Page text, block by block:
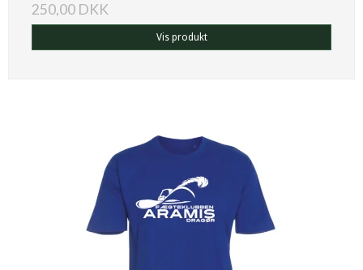
250,00 DKK
Vis produkt